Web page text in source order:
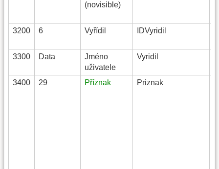
(novisible)
3200 6 Vyřídil IDVyridil
3300 Data
Jméno
uživatele
Vyridil
3400 29 Příznak Priznak